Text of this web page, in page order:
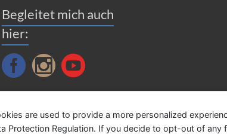
Begleitet mich auch
hier:
are used to provide a more personalized
Protection Regulation. If you decide to opt-out of any